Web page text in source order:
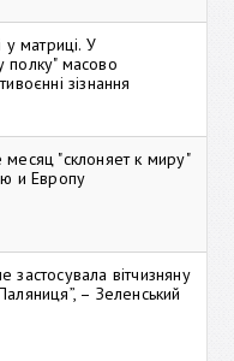
у матриці. У
полку" масово
зізнання
"склоняет к миру"
и Европу
застосувала вітчизняну
– Зеленський